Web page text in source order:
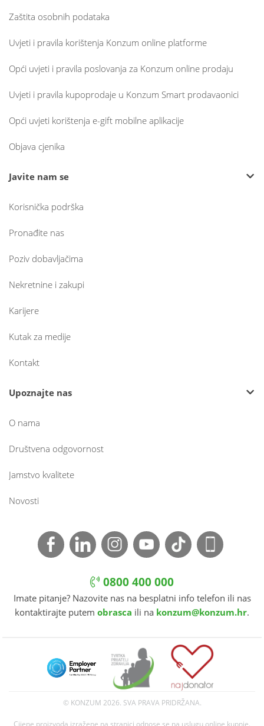
Zaštita osobnih podataka
Uvjeti i pravila korištenja Konzum online platforme
Opći uvjeti i pravila poslovanja za Konzum online prodaju
Uvjeti i pravila kupoprodaje u Konzum Smart prodavaonici
Opći uvjeti korištenja e-gift mobilne aplikacije
Objava cjenika
Javite nam se
Korisnička podrška
Pronađite nas
Poziv dobavljačima
Nekretnine i zakupi
Karijere
Kutak za medije
Kontakt
Upoznajte nas
O nama
Društvena odgovornost
Jamstvo kvalitete
Novosti
0800 400 000
Imate pitanje? Nazovite nas na besplatni info telefon ili nas
kontaktirajte putem obrasca ili na konzum@konzum.hr.
© KONZUM 2026. SVA PRAVA PRIDRŽANA.